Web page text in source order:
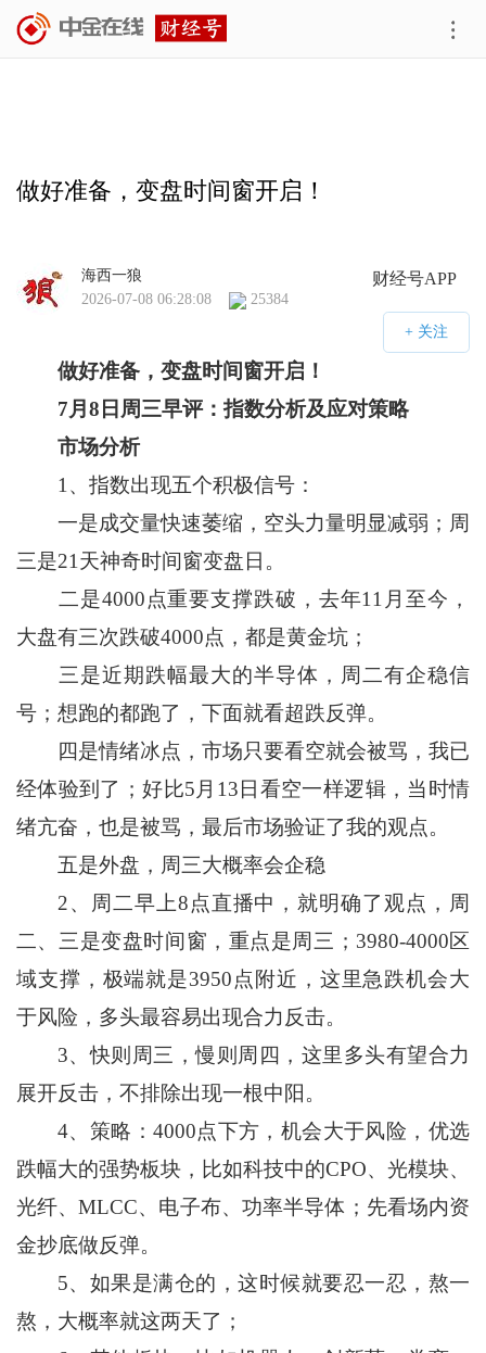
做好准备，变盘时间窗开启！
财经号APP
海西一狼
2026-07-08 06:28:08
25384
做好准备，变盘时间窗开启！
7月 8 日周三早评：指数分析及应对策略
市场分析
1、指数出现五个积极信号：
一是成交量快速萎缩，空头力量明显减弱；周
三是21天神奇时间窗变盘日。
二是4000点重要支撑跌破，去年11月至今，
大盘有三次跌破4000点，都是黄金坑；
三是近期跌幅最大的半导体，周二有企稳信
号；想跑的都跑了，下面就看超跌反弹。
四是情绪冰点，市场只要看空就会被骂，我已
经体验到了；好比5月13日看空一样逻辑，当时情
绪亢奋，也是被骂，最后市场验证了我的观点。
五是外盘，周三大概率会企稳
2、周二早上8点直播中，就明确了观点，周
二、三是变盘时间窗，重点是周三；3980-4000区
域支撑，极端就是3950点附近，这里急跌机会大
于风险，多头最容易出现合力反击。
3、快则周三，慢则周四，这里多头有望合力
展开反击，不排除出现一根中阳。
4、策略：4000点下方，机会大于风险，优选
跌幅大的强势板块，比如科技中的CPO、光模块、
光纤、MLCC、电子布、功率半导体；先看场内资
金抄底做反弹。
5、如果是满仓的，这时候就要忍一忍，熬一
熬，大概率就这两天了；